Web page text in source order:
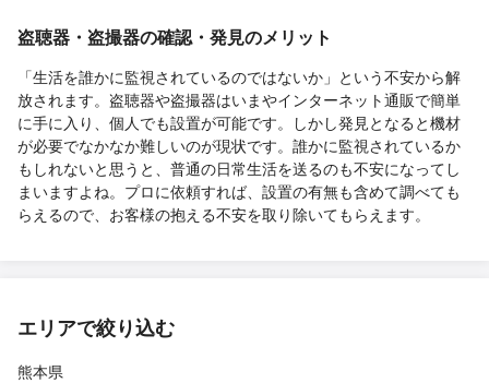
盗聴器・盗撮器の確認・発見のメリット
「生活を誰かに監視されているのではないか」という不安から解
放されます。盗聴器や盗撮器はいまやインターネット通販で簡単
に手に入り、個人でも設置が可能です。しかし発見となると機材
が必要でなかなか難しいのが現状です。誰かに監視されているか
もしれないと思うと、普通の日常生活を送るのも不安になってし
まいますよね。プロに依頼すれば、設置の有無も含めて調べても
らえるので、お客様の抱える不安を取り除いてもらえます。
エリアで絞り込む
熊本県